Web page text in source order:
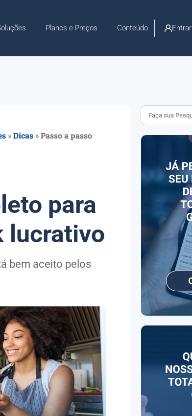
Planos e Preços Conteúdo Entrar
»Dicas »Passo a passo
para
lucrativo
bem aceito pelos